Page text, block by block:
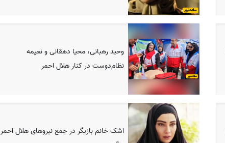
وحید رهبانی، محیا دهقانی و نعیمه
نظام‌دوست در کنار هلال احمر
اشک خانم بازیگر در جمع نیروهای هلال احمر